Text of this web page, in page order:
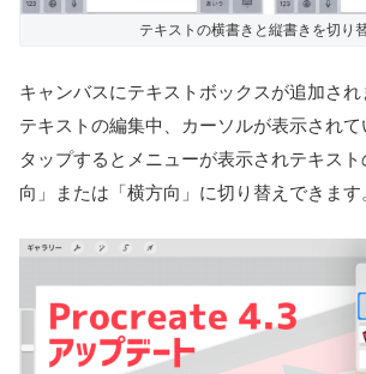
テキストの横書きと縦書きを切り
キャンバスにテキストボックスが追加され
テキストの編集中、カーソルが表示され
タップするとメニューが表示されテキス
向」または「横方向」に切り替えできます